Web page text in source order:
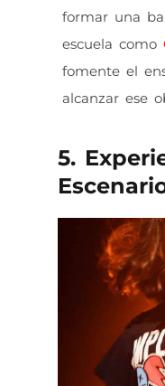
formar una
escuela como
fomente el
alcanzar ese
5.